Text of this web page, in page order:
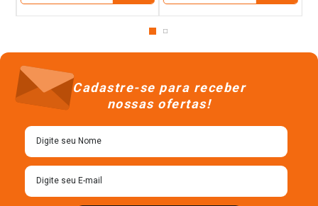
Cadastre-se para receber
nossas ofertas!